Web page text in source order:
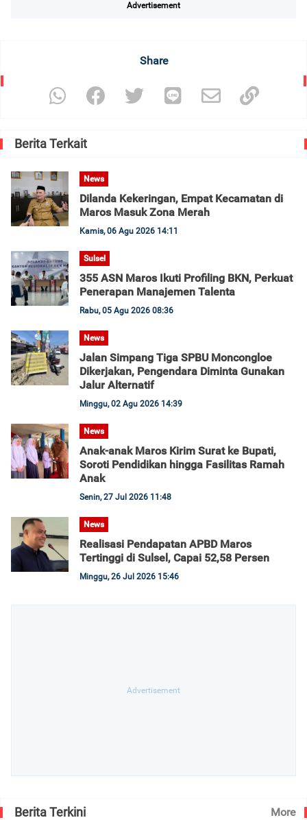
Advertisement
Share
Berita Terkait
News
Dilanda Kekeringan, Empat Kecamatan di
Maros Masuk Zona Merah
Kamis, 06 Agu 2026 14:11
Sulsel
355 ASN Maros Ikuti Profiling BKN, Perkuat
Penerapan Manajemen Talenta
Rabu, 05 Agu 2026 08:36
News
Jalan Simpang Tiga SPBU Moncongloe
Dikerjakan, Pengendara Diminta Gunakan
Jalur Alternatif
Minggu, 02 Agu 2026 14:39
News
Anak-anak Maros Kirim Surat ke Bupati,
Soroti Pendidikan hingga Fasilitas Ramah
Anak
Senin, 27 Jul 2026 11:48
News
Realisasi Pendapatan APBD Maros
Tertinggi di Sulsel, Capai 52,58 Persen
Minggu, 26 Jul 2026 15:46
Berita Terkini More